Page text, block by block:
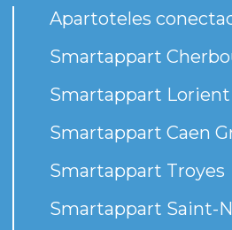
Apartoteles
Smartappart
Smartappart Lorient
Smartappart Caen
Smartappart Troyes
Smartappart Saint-